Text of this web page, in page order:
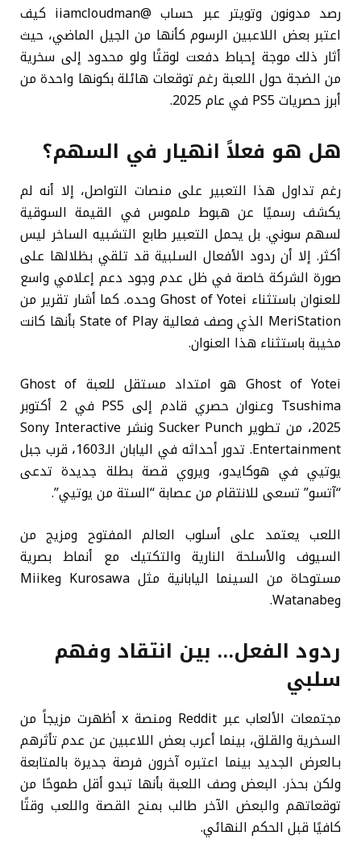
رصد مدونون وتويتر عبر حساب @iiamcloudman كيف
اعتبر بعض اللاعبين الرسوم كأنها من الجيل الماضي، حيث
أثار ذلك موجة إحباط دفعت لوقتًا ولو محدود إلى سخرية
من الضجة حول اللعبة رغم توقعات هائلة بكونها واحدة من
أبرز حصريات PS5 في عام 2025.
هل هو فعلاً انهيار في السهم؟
رغم تداول هذا التعبير على منصات التواصل، إلا أنه لم
يكشف رسميًا عن هبوط ملموس في القيمة السوقية
لسهم سوني. بل يحمل التعبير طابع التشبيه الساخر ليس
أكثر. إلا أن ردود الأفعال السلبية قد تلقي بظلالها على
صورة الشركة خاصة في ظل عدم وجود دعم إعلامي واسع
للعنوان باستثناء Ghost of Yotei وحده. كما أشار تقرير من
MeriStation الذي وصف فعالية State of Play بأنها كانت
مخيبة باستثناء هذا العنوان.
Ghost of Yotei هو امتداد مستقل للعبة Ghost of
Tsushima وعنوان حصري قادم إلى PS5 في 2 أكتوبر
2025، من تطوير Sucker Punch ونشر Sony Interactive
Entertainment. تدور أحداثه في اليابان الـ1603، قرب جبل
يوتيي في هوكايدو، ويروي قصة بطلة جديدة تدعى
“آتسو” تسعى للانتقام من عصابة “الستة من يوتيي”.
اللعب يعتمد على أسلوب العالم المفتوح ومزيج من
السيوف والأسلحة النارية والتكتيك مع أنماط بصرية
مستوحاة من السينما اليابانية مثل Kurosawa وMiike
وWatanabe.
ردود الفعل… بين انتقاد وفهم
سلبي
مجتمعات الألعاب عبر Reddit ومنصة x أظهرت مزيجاً من
السخرية والقلق، بينما أعرب بعض اللاعبين عن عدم تأثرهم
بـالعرض الجديد بينما اعتبره آخرون فرصة جديرة بالمتابعة
ولكن بحذر. البعض وصف اللعبة بأنها تبدو أقل طموحًا من
توقعاتهم والبعض الآخر طالب بمنح القصة واللعب وقتًا
كافيًا قبل الحكم النهائي.